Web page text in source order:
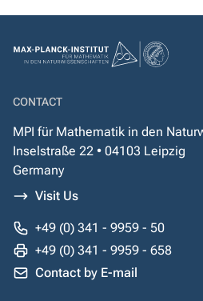
CONTACT
MPI für Mathematik in den
Inselstraße 22 • 04103 Leipzig
Germany
Visit Us
+49 (0) 341 - 9959 - 50
+49 (0) 341 - 9959 - 658
Contact by E-mail